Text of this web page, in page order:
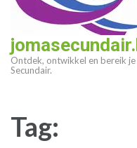
Ontdek, ontwikkel en bereik
Secundair.
Tag: